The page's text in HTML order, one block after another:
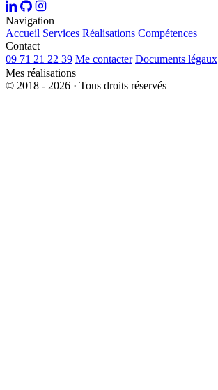
Navigation
Accueil Services Réalisations Compétences
Contact
09 71 21 22 39 Me contacter Documents légaux
Mes réalisations
© 2018 - 2026 · Tous droits réservés